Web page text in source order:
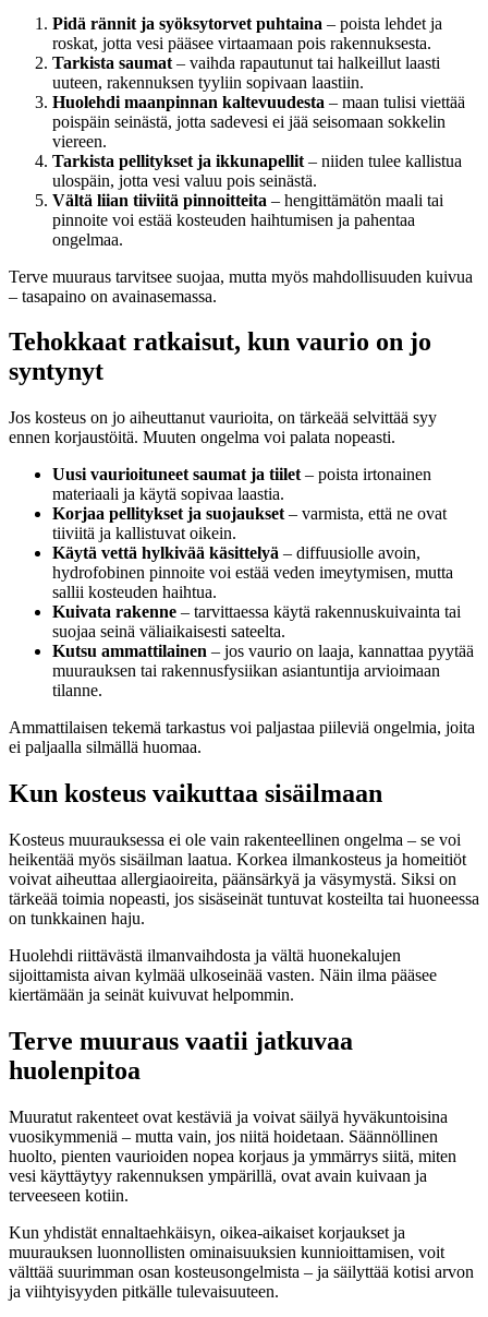
Pidä rännit ja syöksytorvet puhtaina – poista lehdet ja
roskat, jotta vesi pääsee virtaamaan pois rakennuksesta.
Tarkista saumat – vaihda rapautunut tai halkeillut laasti
uuteen, rakennuksen tyyliin sopivaan laastiin.
Huolehdi maanpinnan kaltevuudesta – maan tulisi viettää
poispäin seinästä, jotta sadevesi ei jää seisomaan sokkelin
viereen.
Tarkista pellitykset ja ikkunapellit – niiden tulee kallistua
ulospäin, jotta vesi valuu pois seinästä.
Vältä liian tiiviitä pinnoitteita – hengittämätön maali tai
pinnoite voi estää kosteuden haihtumisen ja pahentaa
ongelmaa.
Terve muuraus tarvitsee suojaa, mutta myös mahdollisuuden kuivua
– tasapaino on avainasemassa.
Tehokkaat ratkaisut, kun vaurio on jo
syntynyt
Jos kosteus on jo aiheuttanut vaurioita, on tärkeää selvittää syy
ennen korjaustöitä. Muuten ongelma voi palata nopeasti.
Uusi vaurioituneet saumat ja tiilet – poista irtonainen
materiaali ja käytä sopivaa laastia.
Korjaa pellitykset ja suojaukset – varmista, että ne ovat
tiiviitä ja kallistuvat oikein.
Käytä vettä hylkivää käsittelyä – diffuusiolle avoin,
hydrofobinen pinnoite voi estää veden imeytymisen, mutta
sallii kosteuden haihtua.
Kuivata rakenne – tarvittaessa käytä rakennuskuivainta tai
suojaa seinä väliaikaisesti sateelta.
Kutsu ammattilainen – jos vaurio on laaja, kannattaa pyytää
muurauksen tai rakennusfysiikan asiantuntija arvioimaan
tilanne.
Ammattilaisen tekemä tarkastus voi paljastaa piileviä ongelmia, joita
ei paljaalla silmällä huomaa.
Kun kosteus vaikuttaa sisäilmaan
Kosteus muurauksessa ei ole vain rakenteellinen ongelma – se voi
heikentää myös sisäilman laatua. Korkea ilmankosteus ja homeitiöt
voivat aiheuttaa allergiaoireita, päänsärkyä ja väsymystä. Siksi on
tärkeää toimia nopeasti, jos sisäseinät tuntuvat kosteilta tai huoneessa
on tunkkainen haju.
Huolehdi riittävästä ilmanvaihdosta ja vältä huonekalujen
sijoittamista aivan kylmää ulkoseinää vasten. Näin ilma pääsee
kiertämään ja seinät kuivuvat helpommin.
Terve muuraus vaatii jatkuvaa
huolenpitoa
Muuratut rakenteet ovat kestäviä ja voivat säilyä hyväkuntoisina
vuosikymmeniä – mutta vain, jos niitä hoidetaan. Säännöllinen
huolto, pienten vaurioiden nopea korjaus ja ymmärrys siitä, miten
vesi käyttäytyy rakennuksen ympärillä, ovat avain kuivaan ja
terveeseen kotiin.
Kun yhdistät ennaltaehkäisyn, oikea-aikaiset korjaukset ja
muurauksen luonnollisten ominaisuuksien kunnioittamisen, voit
välttää suurimman osan kosteusongelmista – ja säilyttää kotisi arvon
ja viihtyisyyden pitkälle tulevaisuuteen.